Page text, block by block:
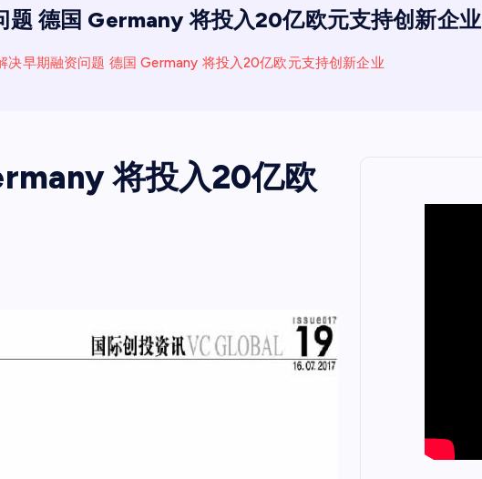
题 德国 Germany 将投入20亿欧元支持创新企业
决早期融资问题 德国 Germany 将投入20亿欧元支持创新企业
将投入20亿欧